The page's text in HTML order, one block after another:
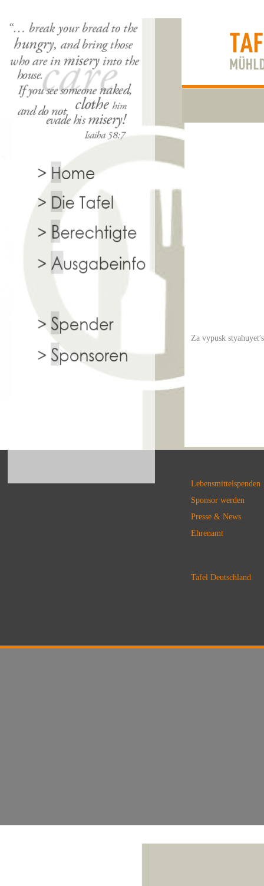
Za vypusk
Lebensmittelspenden
Sponsor werden
Presse & News
Ehrenamt
Tafel Deutschland